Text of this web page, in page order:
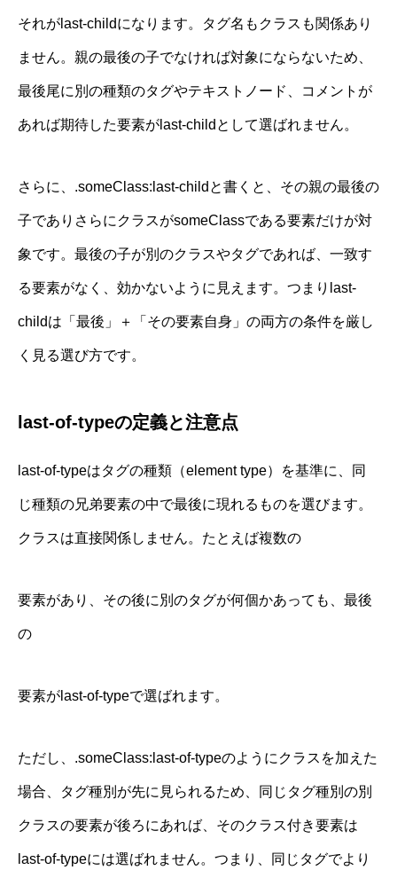
それがlast-childになります。タグ名もクラスも関係あり
ません。親の最後の子でなければ対象にならないため、
最後尾に別の種類のタグやテキストノード、コメントが
あれば期待した要素がlast-childとして選ばれません。
さらに、.someClass:last-childと書くと、その親の最後の
子でありさらにクラスがsomeClassである要素だけが対
象です。最後の子が別のクラスやタグであれば、一致す
る要素がなく、効かないように見えます。つまりlast-
childは「最後」＋「その要素自身」の両方の条件を厳し
く見る選び方です。
last-of-typeの定義と注意点
last-of-typeはタグの種類（element type）を基準に、同
じ種類の兄弟要素の中で最後に現れるものを選びます。
クラスは直接関係しません。たとえば複数の
要素があり、その後に別のタグが何個かあっても、最後
の
要素がlast-of-typeで選ばれます。
ただし、.someClass:last-of-typeのようにクラスを加えた
場合、タグ種別が先に見られるため、同じタグ種別の別
クラスの要素が後ろにあれば、そのクラス付き要素は
last-of-typeには選ばれません。つまり、同じタグでより